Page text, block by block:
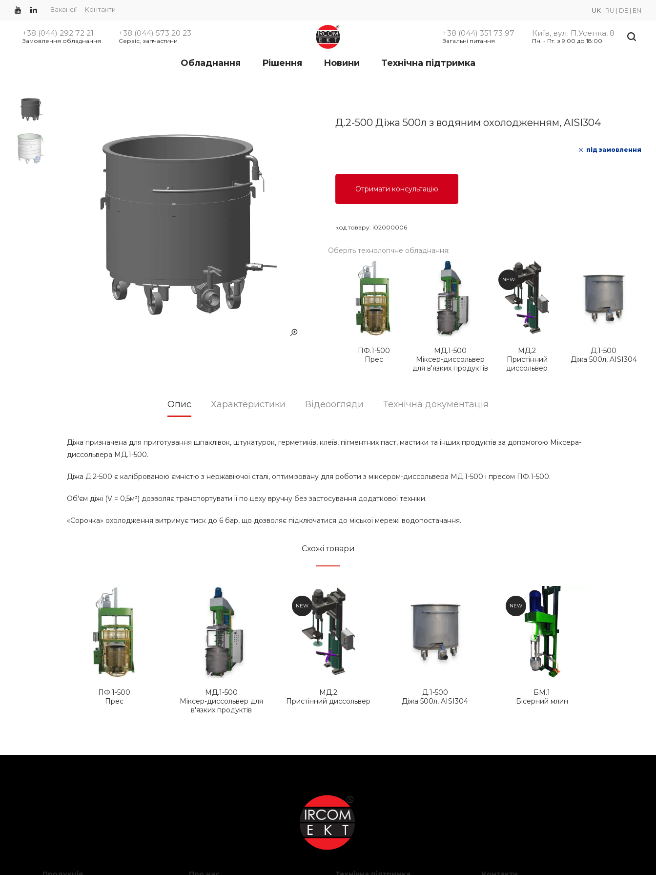
Вакансії Контакти UK | RU | DE | EN
+38 (044) 292 72 21
Замовлення обладнання
+38 (044) 573 20 23
Сервіс, запчастини
+38 (044) 351 73 97
Загальні питання
Київ, вул. П.Усенка, 8
Пн. - Пт. з 9:00 до 18:00
Обладнання Рішення Новини Технічна підтримка
Д.2-500 Діжа 500л з водяним охолодженням, AISI304
під замовлення
Отримати консультацію
код товару: i02000006
Оберіть технологічне обладнання:
ПФ.1-500
Прес
МД.1-500
Міксер-диссольвер
для в'язких продуктів
NEW
МД.2
Пристінний
диссольвер
Д.1-500
Діжа 500л, AISI304
Опис Характеристики Відеоогляди Технічна документація
Діжа призначена для приготування шпаклівок, штукатурок, герметиків, клеїв, пігментних паст, мастики та інших продуктів за допомогою Міксера-
диссольвера МД.1-500.
Діжа Д.2-500 є каліброваною ємністю з нержавіючої сталі, оптимізовану для роботи з міксером-диссольвера МД.1-500 і пресом ПФ.1-500.
Об'єм діжі (V = 0,5м³) дозволяє транспортувати її по цеху вручну без застосування додаткової техніки.
«Сорочка» охолодження витримує тиск до 6 бар, що дозволяє підключатися до міської мережі водопостачання.
Схожі товари
ПФ.1-500
Прес
МД.1-500
Міксер-диссольвер для
в'язких продуктів
NEW
МД.2
Пристінний диссольвер
Д.1-500
Діжа 500л, AISI304
NEW
БМ.1
Бісерний млин